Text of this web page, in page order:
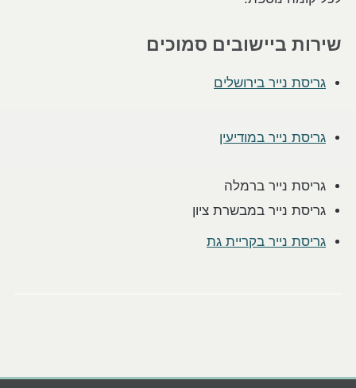
שירות ביישובים סמוכים
גריסת נייר בירושלים
גריסת נייר במודיעין
גריסת נייר ברמלה
גריסת נייר במבשרת ציון
גריסת נייר בקריית גת